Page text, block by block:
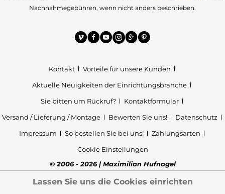
Nachnahmegebühren, wenn nicht anders beschrieben.
Kontakt
Vorteile für unsere Kunden
Aktuelle Neuigkeiten der Einrichtungsbranche
Sie bitten um Rückruf?
Kontaktformular
Versand / Lieferung / Montage
Bewerten Sie uns!
Datenschutz
Impressum
So bestellen Sie bei uns!
Zahlungsarten
Cookie Einstellungen
© 2006 - 2026 | Maximilian Hufnagel
Lassen Sie uns die Cookies einrichten